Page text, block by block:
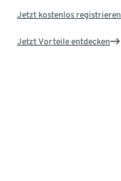
Jetzt kostenlos registrieren
Jetzt Vorteile entdecken